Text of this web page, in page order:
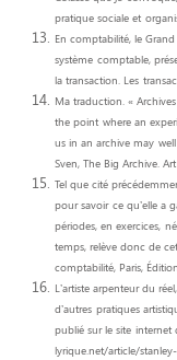
pratique sociale et
En comptabilité, le
système comptable,
la transaction. Les
Ma traduction. «
the point where an
us in an archive may
Sven, The Big Archive. Art
Tel que cité
pour savoir ce qu’elle a
périodes, en exercices,
temps, relève donc de
comptabilité, Paris,
L’artiste arpenteur du
d’autres pratiques
publié sur le site internet
lyrique.net/article/